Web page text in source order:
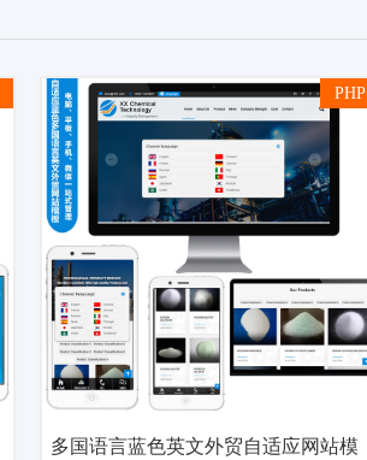
PHP
多国语言蓝色英文外贸自适应网站模